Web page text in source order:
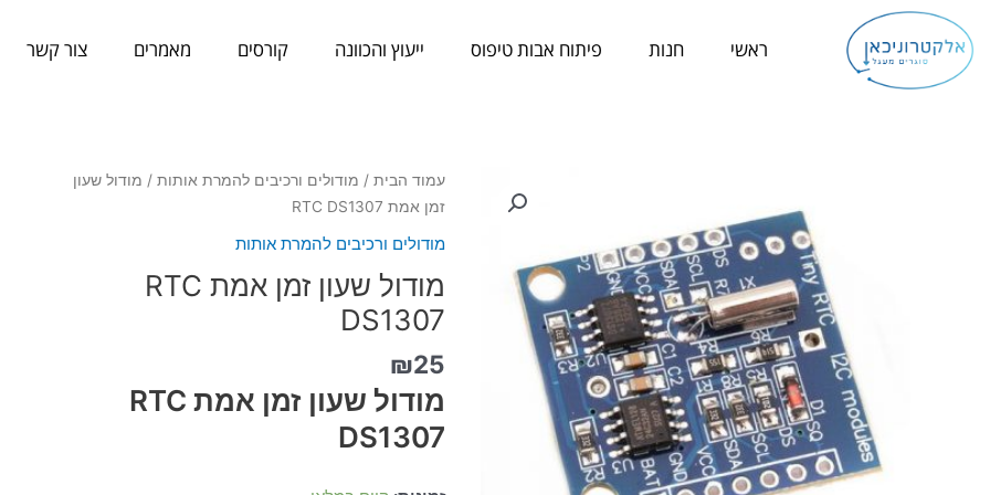
לתוכן
ראשי חנות פיתוח אבות טיפוס ייעוץ והכוונה קורסים מאמרים צור קשר
עמוד הבית/ מודולים ורכיבים להמרת אותות/ מודול שעון
זמן אמת RTC DS1307
מודולים ורכיבים להמרת אותות
מודול שעון זמן אמת RTC
DS1307
₪25
מודול שעון זמן אמת RTC
DS1307
כמות
של
מודול
זמן
אמת
RTC
DS1307